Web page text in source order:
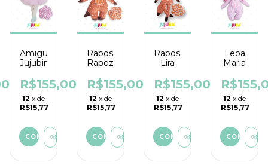
Amiguinha
Jujubinha
R$155,00
12 x de
R$15,77
Raposa
Rapozil
R$155,00
12 x de
R$15,77
Raposa
Lira
R$155,00
12 x de
R$15,77
Leoa
Maria
12 x de
R$15,77